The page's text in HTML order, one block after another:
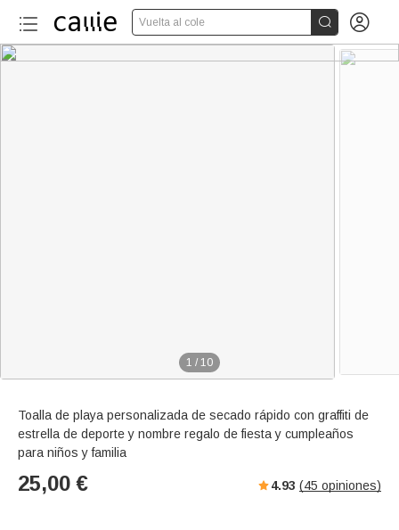
Vuelta al cole  
1 / 10
Toalla de playa personalizada de secado rápido con graffiti de
estrella de deporte y nombre regalo de fiesta y cumpleaños
para niños y familia
25,00 € 4.93 (45 opiniones)